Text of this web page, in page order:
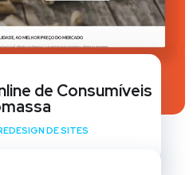
de Consumíveis
DE SITES